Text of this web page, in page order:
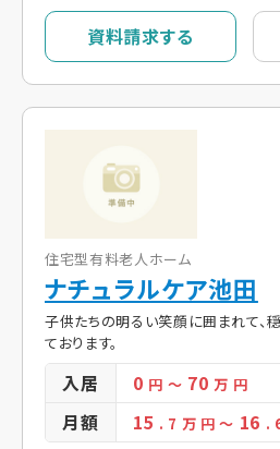
資料請求する
住宅型有料老人ホーム
ナチュラルケア池田
子供たちの明るい笑顔に囲まれて、
ております。
入居 0 円 ～ 70万 円
月額 15 . 7 万 円～ 16 .